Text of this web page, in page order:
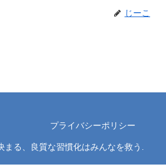
じーこ
プライバシーポリシー
る、良質な習慣化はみんなを救う.